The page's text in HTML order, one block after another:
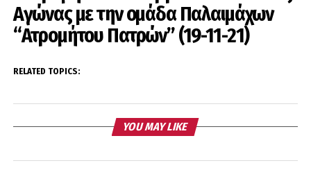
Αγώνας με την ομάδα Παλαιμάχων
“Ατρομήτου Πατρών” (19-11-21)
RELATED TOPICS:
YOU MAY LIKE